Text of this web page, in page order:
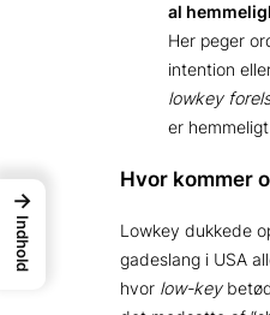
al
Her peger
intention
lowkey
er
Hvor kommer
Lowkey dukkede
gadeslang i USA
hvor low-keybetød
→
Indhold